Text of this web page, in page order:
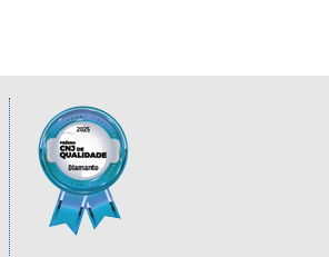
Informações úteis sobre os
Imagem